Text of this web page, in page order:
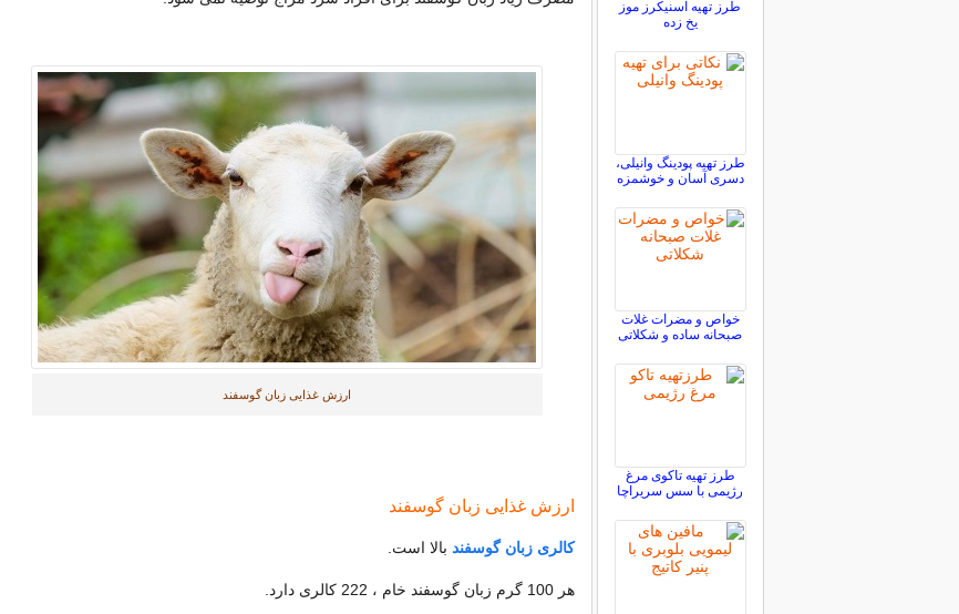
ارزش غذایی زبان گوسفند
ارزش غذایی زبان گوسفند
کالری زبان گوسفند بالا است.
هر 100 گرم زبان گوسفند خام ، 222 کالری دارد.
طرز تهیه اسنیکرز موز
یخ زده
طرز تهیه پودینگ وانیلی،
دسری آسان و خوشمزه
خواص و مضرات غلات
صبحانه ساده و شکلاتی
طرز تهیه تاکوی مرغ
رژیمی با سس سریراچا